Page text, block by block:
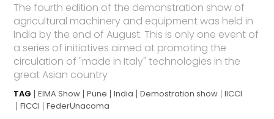
The fourth edition of the demonstration show of
agricultural machinery and equipment was held in
India by the end of August. This is only one event of
a series of initiatives aimed at promoting the
circulation of "made in Italy" technologies in the
great Asian country
TAG EIMA Show Pune India Demostration show IICCI
FICCI
FederUnacoma